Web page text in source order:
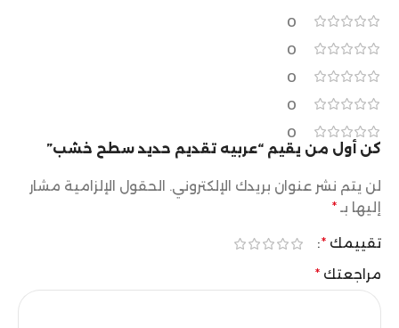
0
0
0
0
0
كن أول من يقيم “عربيه تقديم حديد سطح خشب”
لن يتم نشر عنوان بريدك الإلكتروني. الحقول الإلزامية مشار
إليها بـ *
تقييمك *
مراجعتك *